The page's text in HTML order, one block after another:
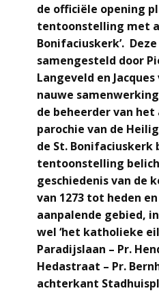
de officiële opening
tentoonstelling met
Bonifaciuskerk’.
samengesteld door
Langeveld en
nauwe
de beheerder van het
parochie van de
de St. Bonifaciuskerk
tentoonstelling
geschiedenis van de
van 1273 tot heden
aanpalende gebied,
wel ‘het katholieke
Paradijslaan – Pr.
Hedastraat – Pr.
achterkant